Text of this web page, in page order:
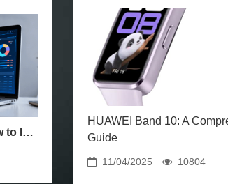
AI Code Detector: How to Identify AI-Generated Code in 2024
HUAWEI Band 10: A
Guide
11/04/2025 10804